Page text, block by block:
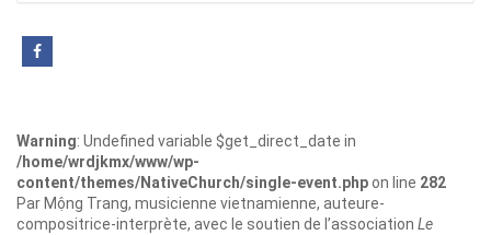
Warning: Undefined variable $get_direct_date in
/home/wrdjkmx/www/wp-
content/themes/NativeChurch/single-event.phpon line 282
Par Mộng Trang, musicienne vietnamienne, auteure-
compositrice-interprète, avec le soutien de l’association Le